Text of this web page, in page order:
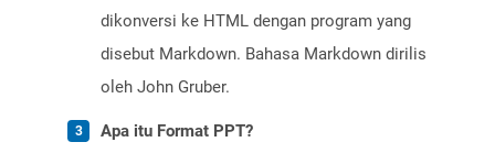
dikonversi ke HTML dengan program yang
disebut Markdown. Bahasa Markdown dirilis
oleh John Gruber.
Apa itu Format PPT?